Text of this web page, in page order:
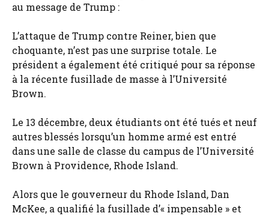
au message de Trump :
L’attaque de Trump contre Reiner, bien que
choquante, n’est pas une surprise totale. Le
président a également été critiqué pour sa réponse
à la récente fusillade de masse à l’Université
Brown.
Le 13 décembre, deux étudiants ont été tués et neuf
autres blessés lorsqu’un homme armé est entré
dans une salle de classe du campus de l’Université
Brown à Providence, Rhode Island.
Alors que le gouverneur du Rhode Island, Dan
McKee, a qualifié la fusillade d’« impensable » et